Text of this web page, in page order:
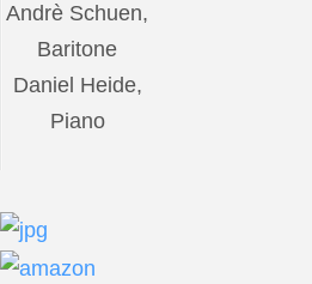
Andrè Schuen,
Baritone
Daniel Heide,
Piano